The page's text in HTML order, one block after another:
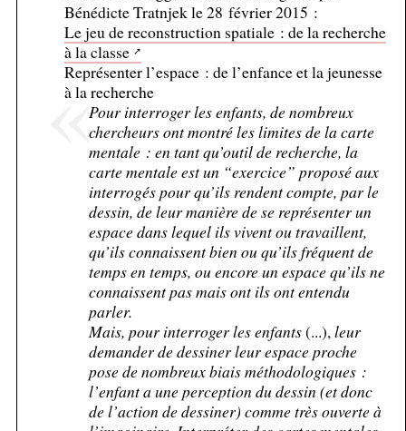
Bénédicte Tratnjek le 28 février 2015 :
Le jeu de reconstruction spatiale : de la recherche
à la classe
Représenter l’espace : de l’enfance et la jeunesse
à la recherche
Pour interroger les enfants, de nombreux
chercheurs ont montré les limites de la carte
mentale : en tant qu’outil de recherche, la
carte mentale est un “exercice” proposé aux
interrogés pour qu’ils rendent compte, par le
dessin, de leur manière de se représenter un
espace dans lequel ils vivent ou travaillent,
qu’ils connaissent bien ou qu’ils fréquent de
temps en temps, ou encore un espace qu’ils ne
connaissent pas mais ont ils ont entendu
parler.
Mais, pour interroger les enfants(...),leur
demander de dessiner leur espace proche
pose de nombreux biais méthodologiques :
l’enfant a une perception du dessin (et donc
de l’action de dessiner) comme très ouverte à